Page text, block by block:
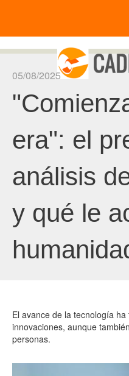
05/08/2025
era": el
análisis
y qué le
El avance de la tecnología
innovaciones, aunque
personas.